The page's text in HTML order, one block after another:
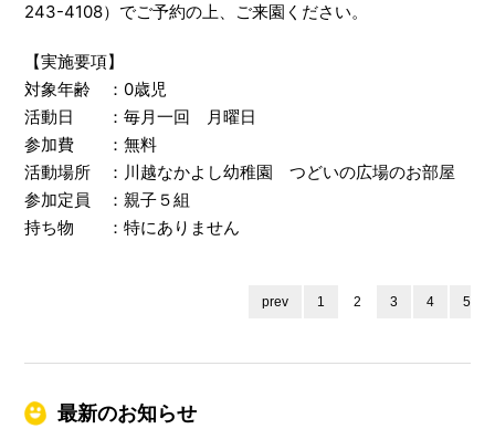
243-4108）でご予約の上、ご来園ください。
【実施要項】
対象年齢 ：0歳児
活動日 ：毎月一回 月曜日
参加費 ：無料
活動場所 ：川越なかよし幼稚園 つどいの広場のお部屋
参加定員 ：親子５組
持ち物 ：特にありません
prev 1 2 3 4 5
最新のお知らせ